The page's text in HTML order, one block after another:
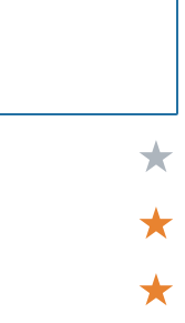
★
★
★